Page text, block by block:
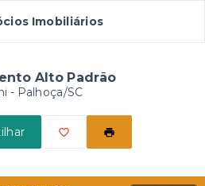
Imobiliários
Alto Padrão
- Palhoça/SC